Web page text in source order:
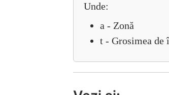
Unde:
a - Zonă
t - Grosimea de